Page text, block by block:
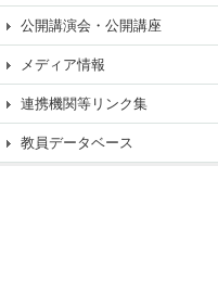
公開講演会・公開講座
メディア情報
連携機関等リンク集
教員データベース